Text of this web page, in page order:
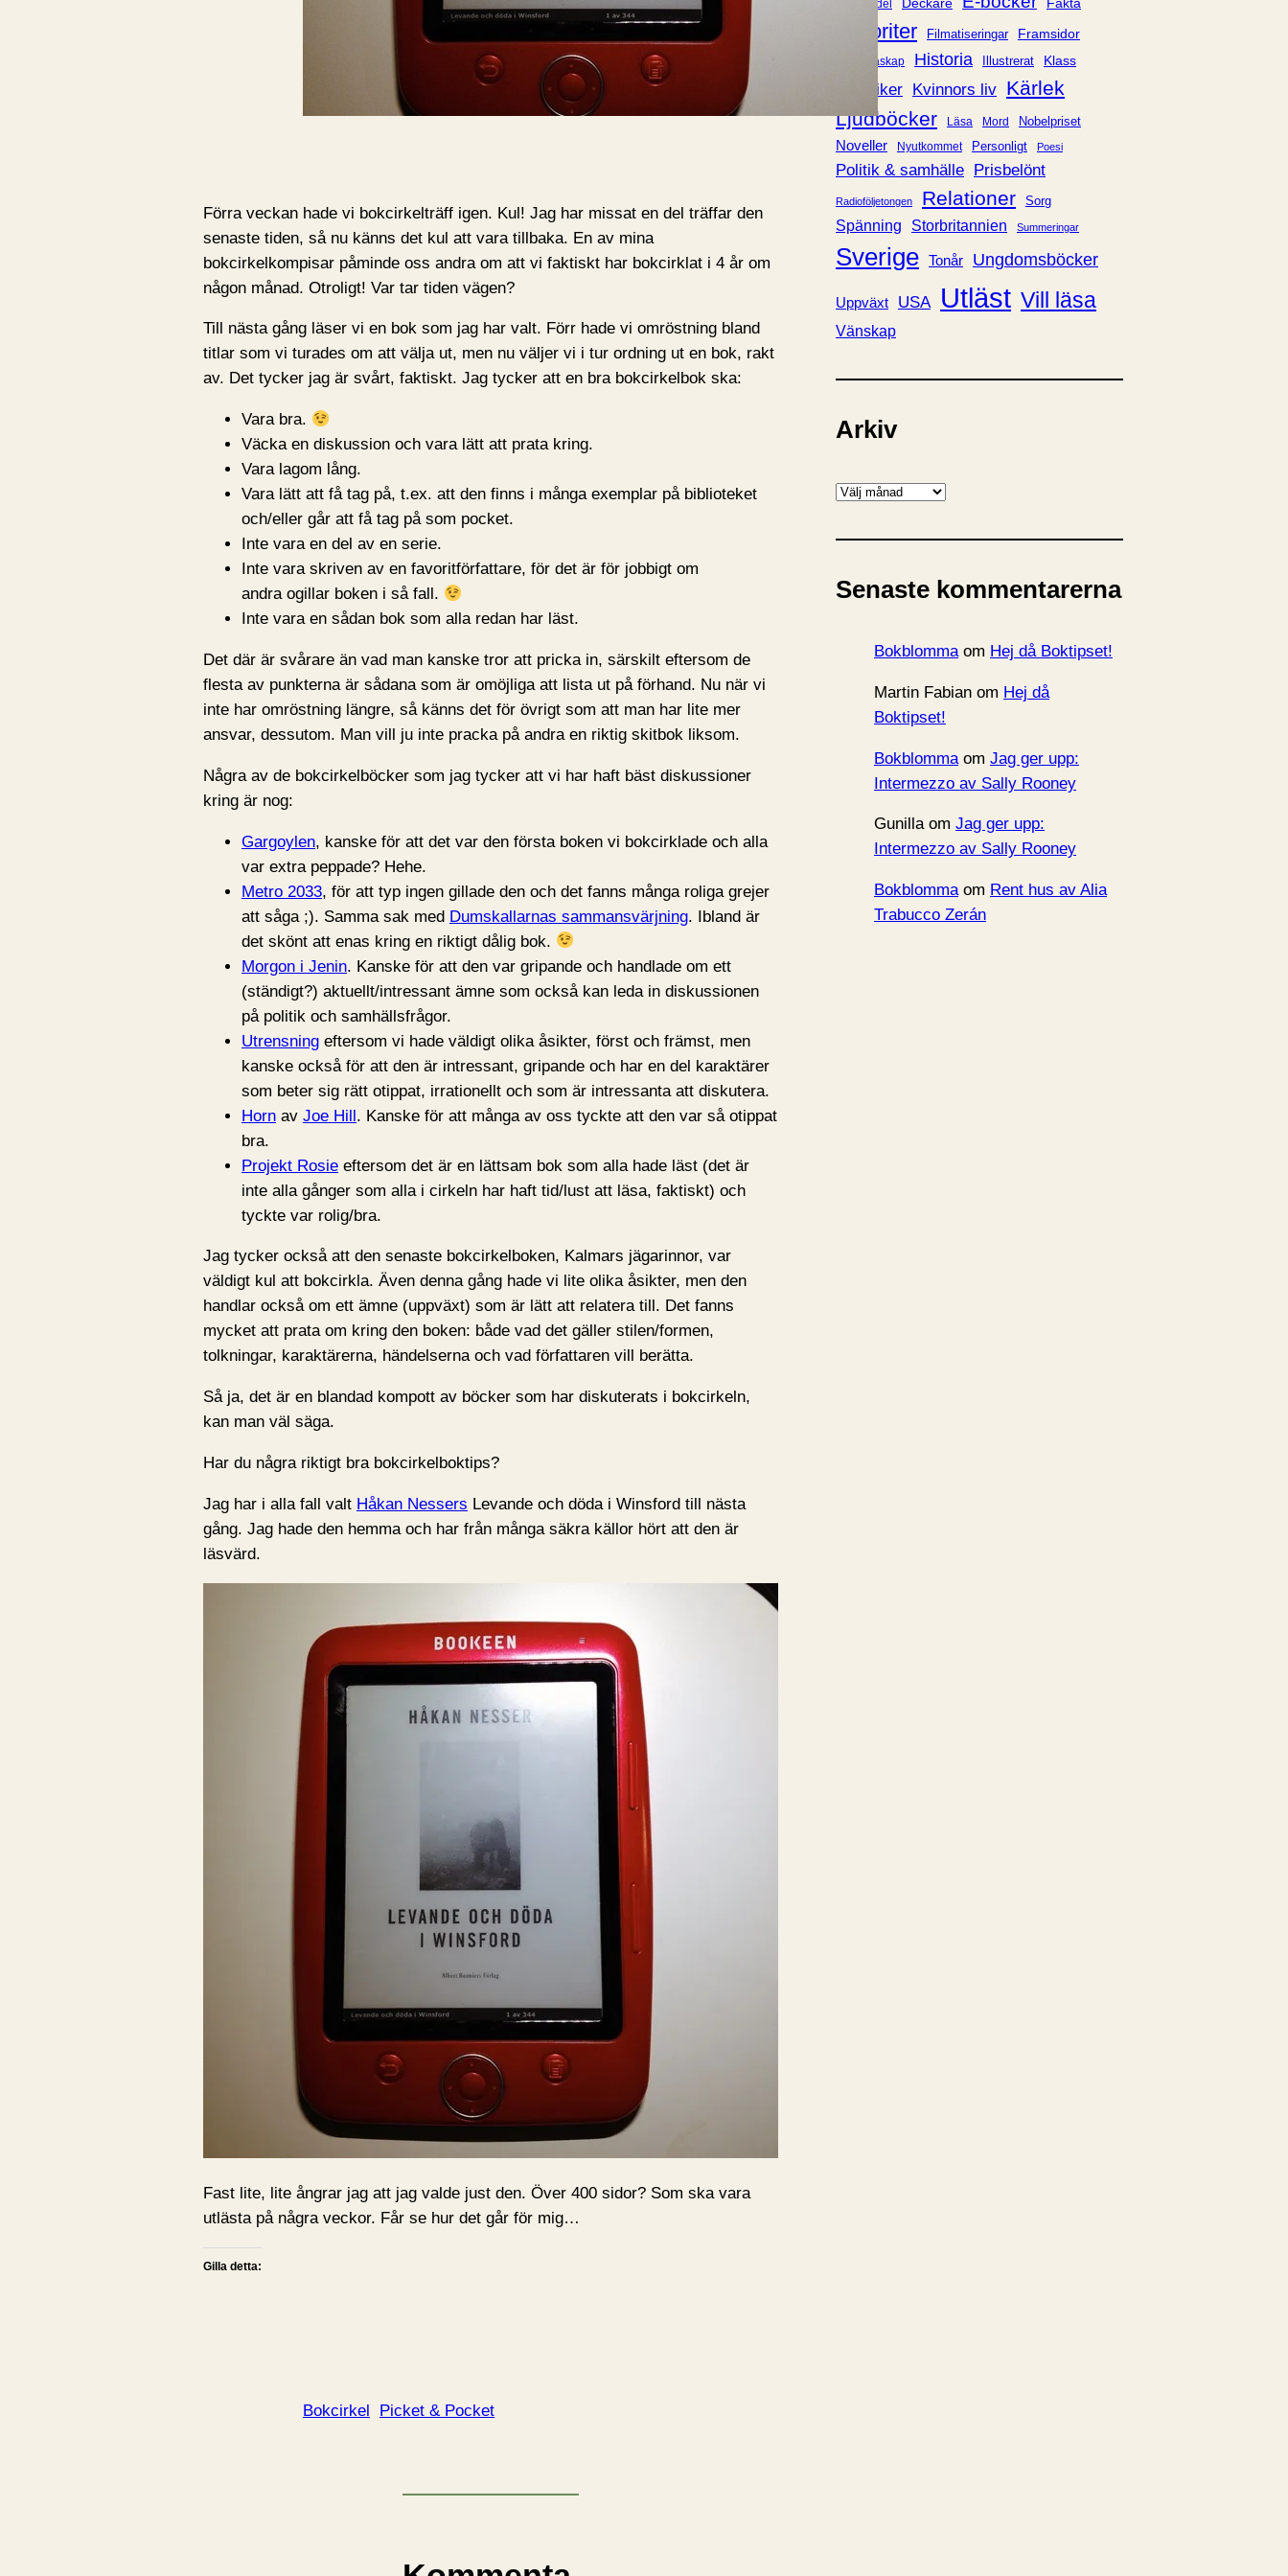
Förra veckan hade vi bokcirkelträff igen. Kul! Jag har missat en del träffar den
senaste tiden, så nu känns det kul att vara tillbaka. En av mina
bokcirkelkompisar påminde oss andra om att vi faktiskt har bokcirklat i 4 år om
någon månad. Otroligt! Var tar tiden vägen?
Till nästa gång läser vi en bok som jag har valt. Förr hade vi omröstning bland
titlar som vi turades om att välja ut, men nu väljer vi i tur ordning ut en bok, rakt
av. Det tycker jag är svårt, faktiskt. Jag tycker att en bra bokcirkelbok ska:
Vara bra.
Väcka en diskussion och vara lätt att prata kring.
Vara lagom lång.
Vara lätt att få tag på, t.ex. att den finns i många exemplar på biblioteket
och/eller går att få tag på som pocket.
Inte vara en del av en serie.
Inte vara skriven av en favoritförfattare, för det är för jobbigt om
andra ogillar boken i så fall.
Inte vara en sådan bok som alla redan har läst.
Det där är svårare än vad man kanske tror att pricka in, särskilt eftersom de
flesta av punkterna är sådana som är omöjliga att lista ut på förhand. Nu när vi
inte har omröstning längre, så känns det för övrigt som att man har lite mer
ansvar, dessutom. Man vill ju inte pracka på andra en riktig skitbok liksom.
Några av de bokcirkelböcker som jag tycker att vi har haft bäst diskussioner
kring är nog:
Gargoylen, kanske för att det var den första boken vi bokcirklade och alla
var extra peppade? Hehe.
Metro 2033, för att typ ingen gillade den och det fanns många roliga grejer
att såga ;). Samma sak med Dumskallarnas sammansvärjning. Ibland är
det skönt att enas kring en riktigt dålig bok.
Morgon i Jenin. Kanske för att den var gripande och handlade om ett
(ständigt?) aktuellt/intressant ämne som också kan leda in diskussionen
på politik och samhällsfrågor.
Utrensning eftersom vi hade väldigt olika åsikter, först och främst, men
kanske också för att den är intressant, gripande och har en del karaktärer
som beter sig rätt otippat, irrationellt och som är intressanta att diskutera.
Horn av Joe Hill. Kanske för att många av oss tyckte att den var så otippat
bra.
Projekt Rosie eftersom det är en lättsam bok som alla hade läst (det är
inte alla gånger som alla i cirkeln har haft tid/lust att läsa, faktiskt) och
tyckte var rolig/bra.
Jag tycker också att den senaste bokcirkelboken, Kalmars jägarinnor, var
väldigt kul att bokcirkla. Även denna gång hade vi lite olika åsikter, men den
handlar också om ett ämne (uppväxt) som är lätt att relatera till. Det fanns
mycket att prata om kring den boken: både vad det gäller stilen/formen,
tolkningar, karaktärerna, händelserna och vad författaren vill berätta.
Så ja, det är en blandad kompott av böcker som har diskuterats i bokcirkeln,
kan man väl säga.
Har du några riktigt bra bokcirkelboktips?
Jag har i alla fall valt Håkan Nessers Levande och döda i Winsford till nästa
gång. Jag hade den hemma och har från många säkra källor hört att den är
läsvärd.
Fast lite, lite ångrar jag att jag valde just den. Över 400 sidor? Som ska vara
utlästa på några veckor. Får se hur det går för mig…
Gilla detta:
Bokcirkel Picket & Pocket
Bokhandel
Favoriter Filmatiseringar Framsidor
Föräldraskap Historia Illustrerat Klass
Klassiker Kvinnors liv Kärlek
Ljudböcker
Läsa Mord Nobelpriset
Noveller Nyutkommet Personligt Poesi
Politik & samhälle Prisbelönt
Radioföljetongen Relationer Sorg
Spänning Storbritannien Summeringar
Sverige Tonår Ungdomsböcker
Uppväxt USA Utläst Vill läsa
Vänskap
Arkiv
A
k
v
Senaste kommentarerna
Bokblommaom Hej då Boktipset!
Martin Fabian om Hej då
Boktipset!
Bokblomma om Jag ger upp:
Intermezzo av Sally Rooney
Gunillaom Jag ger upp:
Intermezzo av Sally Rooney
Bokblommaom Rent hus av Alia
Trabucco Zerán